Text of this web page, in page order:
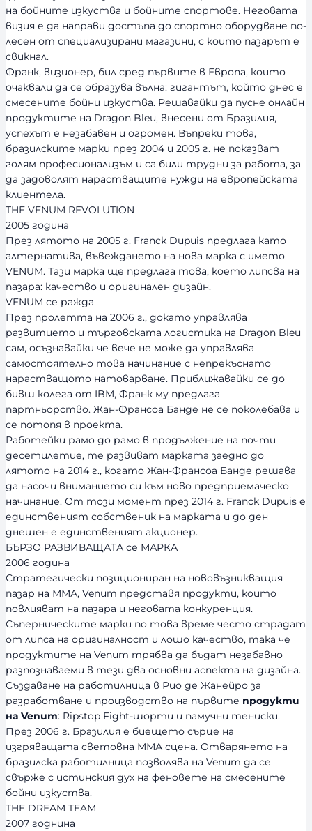
с
т
на бойните изкуства и бойните спортове. Неговата
визия е да направи достъпа до спортно оборудване по-
лесен от специализирани магазини, с които пазарът е
свикнал.
Франк, визионер, бил сред първите в Европа, които
очаквали да се образува вълна: гигантът, който днес е
смесените бойни изкуства. Решавайки да пусне онлайн
продуктите на Dragon Bleu, внесени от Бразилия,
успехът е незабавен и огромен. Въпреки това,
бразилските марки през 2004 и 2005 г. не показват
голям професионализъм и са били трудни за работа, за
да задоволят нарастващите нужди на европейската
клиентела.
THE VENUM REVOLUTION
2005 година
През лятото на 2005 г. Franck Dupuis предлага като
алтернатива, въвеждането на нова марка с името
VENUM. Тази марка ще предлага това, което липсва на
пазара: качество и оригинален дизайн.
VENUM се ражда
През пролетта на 2006 г., докато управлява
развитието и търговската логистика на Dragon Bleu
сам, осъзнавайки че вече не може да управлява
самостоятелно това начинание с непрекъснато
нарастващото натоварване. Приближавайки се до
бивш колега от IBM, Франк му предлага
партньорство. Жан-Франсоа Банде не се поколебава и
се потопя в проекта.
Работейки рамо до рамо в продължение на почти
десетилетие, те развиват марката заедно до
лятото на 2014 г., когато Жан-Франсоа Банде решава
да насочи вниманието си към ново предприемаческо
начинание. От този момент през 2014 г. Franck Dupuis е
единственият собственик на марката и до ден
днешен е единственият акционер.
БЪРЗО РАЗВИВАЩАТА се МАРКА
2006 година
Стратегически позициониран на нововъзникващия
пазар на ММА, Venum представя продукти, които
повлияват на пазара и неговата конкуренция.
Съперническите марки по това време често страдат
от липса на оригиналност и лошо качество, така че
продуктите на Venum трябва да бъдат незабавно
разпознаваеми в тези два основни аспекта на дизайна.
Създаване на работилница в Рио де Жанейро за
разработване и производство на първите продукти
на Venum: Ripstop Fight-шорти и памучни тениски.
През 2006 г. Бразилия е биещето сърце на
изгряващата световна ММА сцена. Отварянето на
бразилска работилница позволява на Venum да се
свърже с истинския дух на феновете на смесените
бойни изкуства.
THE DREAM TEAM
2007 годнина